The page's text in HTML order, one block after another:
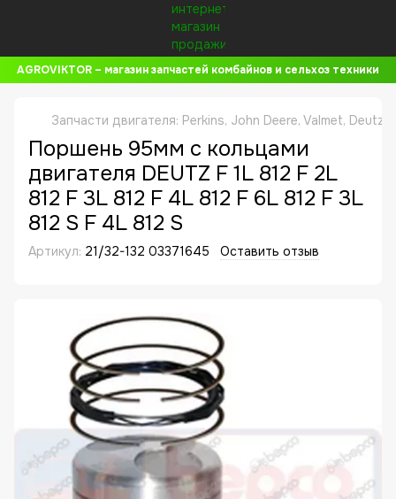
AGROVIKTOR – магазин запчастей комбайнов и сельхоз техники
Запчасти двигателя: Perkins, John Deere, Valmet,
Поршень 95мм с кольцами
двигателя DEUTZ F 1L 812 F 2L
812 F 3L 812 F 4L 812 F 6L 812 F 3L
812 S F 4L 812 S
Артикул: 21/32-132 03371645 Оставить отзыв